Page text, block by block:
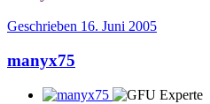
Geschrieben 16. Juni 2005
manyx75